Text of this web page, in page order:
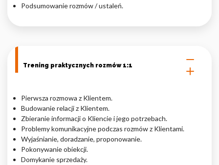
Podsumowanie rozmów / ustaleń.
Trening praktycznych rozmów 1:1
Pierwsza rozmowa z Klientem.
Budowanie relacji z Klientem.
Zbieranie informacji o Kliencie i jego potrzebach.
Problemy komunikacyjne podczas rozmów z Klientami.
Wyjaśnianie, doradzanie, proponowanie.
Pokonywanie obiekcji.
Domykanie sprzedaży.
Odrzuć
Zapisz moje preferencje